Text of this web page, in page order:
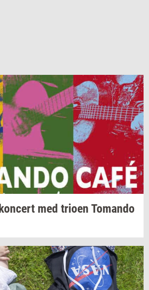
kon­cert med trio­en To­man­do